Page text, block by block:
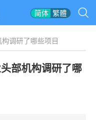
简体 繁體
调研了哪些项目
部机构调研了哪